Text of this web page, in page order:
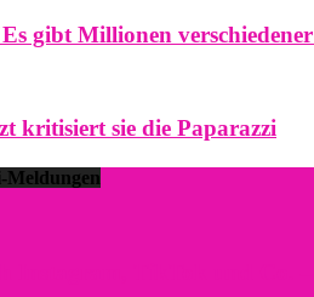
gibt Millionen
kritisiert sie die Paparazzi
Meldungen